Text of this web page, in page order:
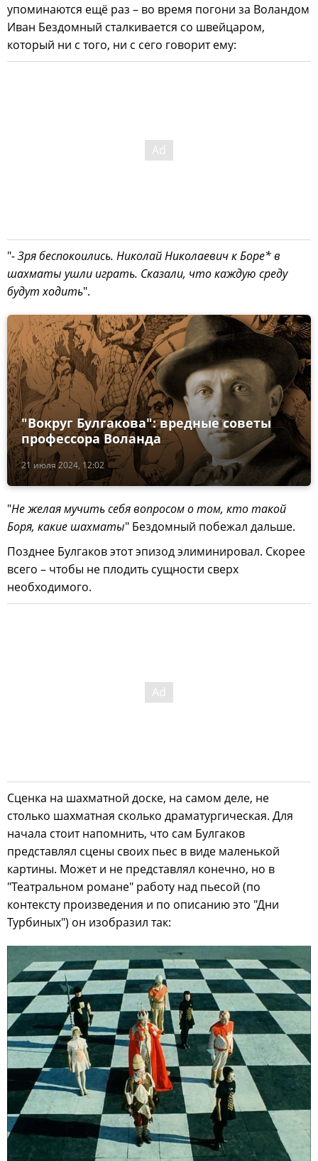
упоминаются ещё раз – во время погони за Воландом
Иван Бездомный сталкивается со швейцаром,
который ни с того, ни с сего говорит ему:
"- Зря беспокоились. Николай Николаевич к Боре* в
шахматы ушли играть. Сказали, что каждую среду
будут ходить".
21 июля 2024, 12:02
"Вокруг Булгакова": вредные советы
профессора Воланда
"Не желая мучить себя вопросом о том, кто такой
Боря, какие шахматы" Бездомный побежал дальше.
Позднее Булгаков этот эпизод элиминировал. Скорее
всего – чтобы не плодить сущности сверх
необходимого.
Сценка на шахматной доске, на самом деле, не
столько шахматная сколько драматургическая. Для
начала стоит напомнить, что сам Булгаков
представлял сцены своих пьес в виде маленькой
картины. Может и не представлял конечно, но в
"Театральном романе" работу над пьесой (по
контексту произведения и по описанию это "Дни
Турбиных") он изобразил так: